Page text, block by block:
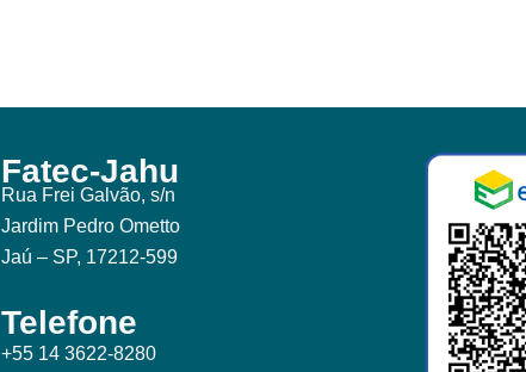
Fatec-Jahu
Rua Frei Galvão, s/n
Jardim Pedro Ometto
Jaú – SP, 17212-599
Telefone
+55 14 3622-8280